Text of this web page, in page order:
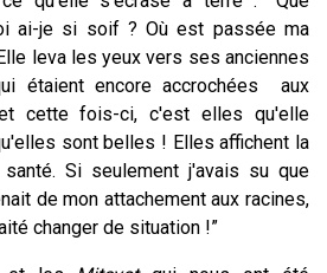
ai-je si soif ? Où est passée ma
leva les yeux vers ses anciennes
étaient encore accrochées aux
cette fois-ci, c'est elles qu'elle
sont belles ! Elles affichent la
Si seulement j'avais su que
de mon attachement aux racines,
changer de situation !”